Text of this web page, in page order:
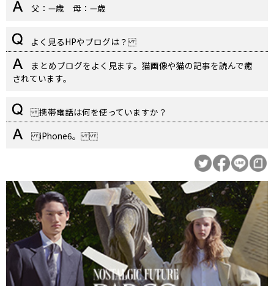
父：—歳 母：—歳
よく見るHPやブログは？
まとめブログをよく見ます。猫画像や猫の記事を読んで癒
されています。
携帯電話は何を使っていますか？
iPhone6。